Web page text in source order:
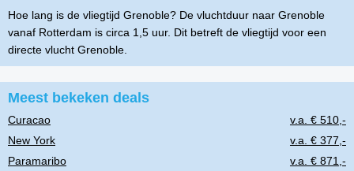
Hoe lang is de vliegtijd Grenoble? De vluchtduur naar Grenoble
vanaf Rotterdam is circa 1,5 uur. Dit betreft de vliegtijd voor een
directe vlucht Grenoble.
Meest bekeken deals
Curacao
v.a. € 510,-
New York
v.a. € 377,-
Paramaribo
v.a. € 871,-